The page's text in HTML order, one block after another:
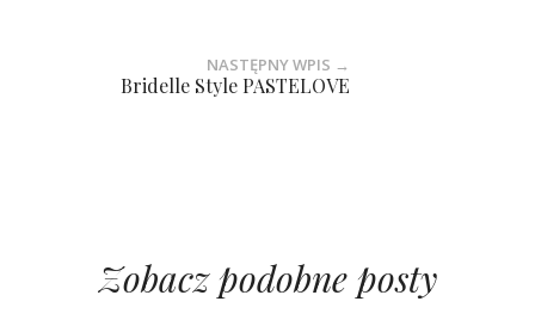
NASTĘPNY WPIS →
Bridelle Style PASTELOVE
Zobacz podobne posty